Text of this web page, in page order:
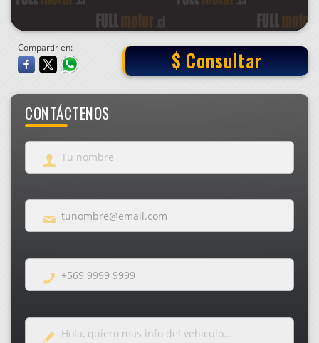
Compartir en:
$ Consultar
CONTÁCTENOS